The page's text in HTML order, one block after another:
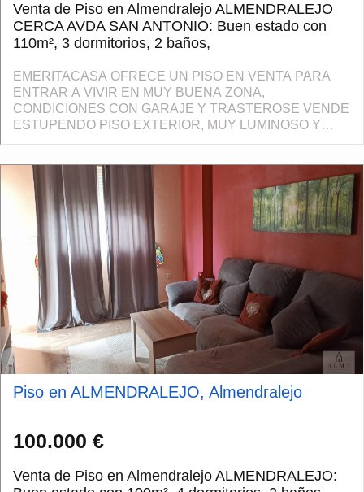
Venta de Piso en Almendralejo ALMENDRALEJO
CERCA AVDA SAN ANTONIO: Buen estado con
110m², 3 dormitorios, 2 baños,
EMERITACASA OFRECE UN PISO EN VENTA PARA
ENTRAR A VIVIR EN MUY BUENA ZONA,
CONDICIONES CON GARAJE Y TRASTEROSE VENDE
ESTUPENDO PISO EXTERIOR, MUY LUMINOSO Y
UBICADO EN UNA ZONA MUY BUENA DE LA CIUDAD,
EXCELENTES C...
Piso en ALMENDRALEJO, Almendralejo
100.000 €
Venta de Piso en Almendralejo ALMENDRALEJO: